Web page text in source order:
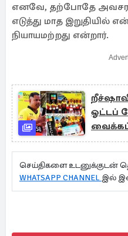
எனவே, தற்போதே
எடுத்து மாத இறுதியில்
நியாயமற்றது என்றார்.
ஓட்டப்
செய்திகளை உடனுக்குடன்
WHATSAPP CHANNEL இல்